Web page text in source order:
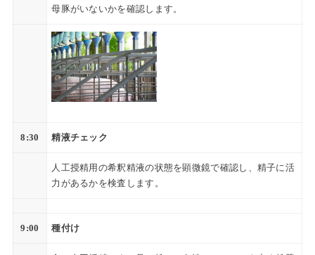
母豚がいないかを確認します。
8:30 精液チェック
人工授精用の希釈精液の状態を顕微鏡で確認し、精子に活
力があるかを検査します。
9:00 種付け